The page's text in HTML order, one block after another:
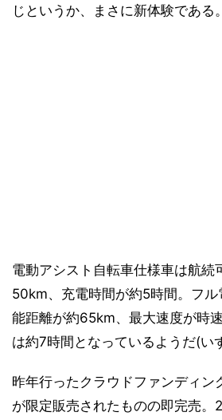
じというか、まさに新体験である。
電動アシスト自転車仕様車は航続
50km、充電時間が約5時間。フ
能距離が約65km、最大速度が時
は約7時間となっているようだ(い
昨年行ったクラウドファンディン
が限定販売されたものの即完売。